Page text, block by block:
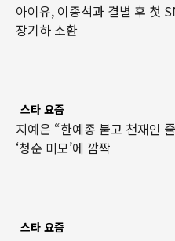
아이유, 이종석과 결별 후 첫
장기하 소환
스타 요즘
지예은 “한예종 붙고 천재인
‘청순 미모’에 깜짝
스타 요즘